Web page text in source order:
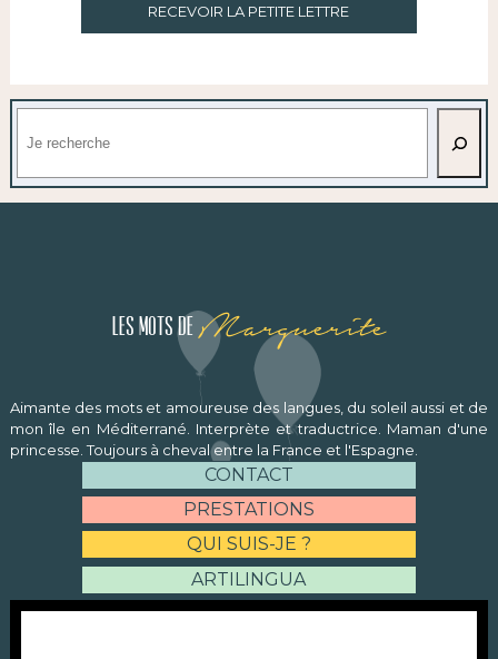
RECEVOIR LA PETITE LETTRE
Les mots de Marguerite
Aimante des mots et amoureuse des langues, du soleil aussi et de
mon île en Méditerrané. Interprète et traductrice. Maman d'une
princesse. Toujours à cheval entre la France et l'Espagne.
CONTACT
PRESTATIONS
QUI SUIS-JE ?
ARTILINGUA